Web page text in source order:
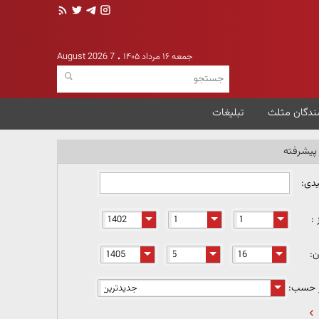
جمعه ۱۶ مرداد ۱۴۰۵ 7 August 2026
مثلث تبلیغات
:
حسب: